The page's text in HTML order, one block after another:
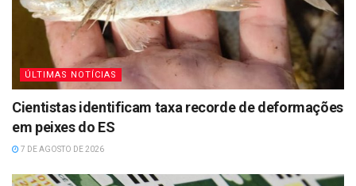
ÚLTIMAS NOTÍCIAS
Cientistas identificam taxa recorde de deformações
em peixes do ES
7 DE AGOSTO DE 2026